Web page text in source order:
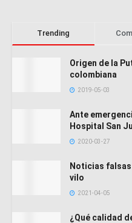
Trending
Origen de la
colombiana
2019-05-03
Ante
Hospital San
2020-03-27
Noticias falsas
vilo
2021-04-05
¿Qué calidad